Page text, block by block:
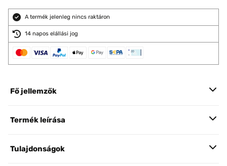
A termék jelenleg nincs raktáron
14 napos elállási jog
Fő jellemzők
Termék leírása
Tulajdonságok